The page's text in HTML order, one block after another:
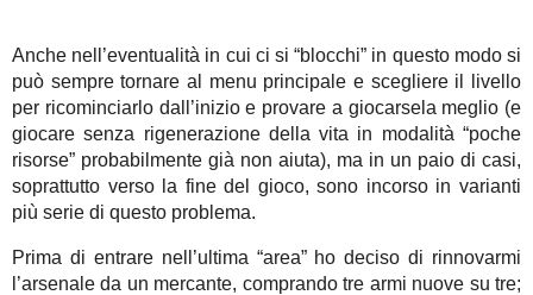
Anche nell’eventualità in cui ci si “blocchi” in questo modo si
può sempre tornare al menu principale e scegliere il livello
per ricominciarlo dall’inizio e provare a giocarsela meglio (e
giocare senza rigenerazione della vita in modalità “poche
risorse” probabilmente già non aiuta), ma in un paio di casi,
soprattutto verso la fine del gioco, sono incorso in varianti
più serie di questo problema.
Prima di entrare nell’ultima “area” ho deciso di rinnovarmi
l’arsenale da un mercante, comprando tre armi nuove su tre;